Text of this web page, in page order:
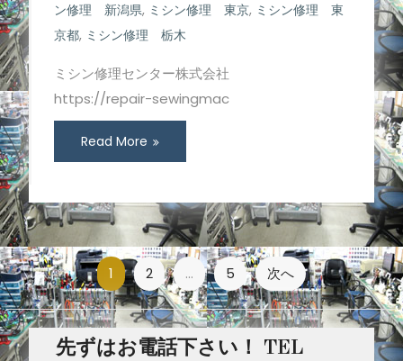
ン修理 新潟県, ミシン修理 東京, ミシン修理 東
京都, ミシン修理 栃木
ミシン修理センター株式会社
https://repair-sewingmac
Read More
投
稿
ナ
1 2 … 5 次へ
先ずはお電話下さい！ TEL